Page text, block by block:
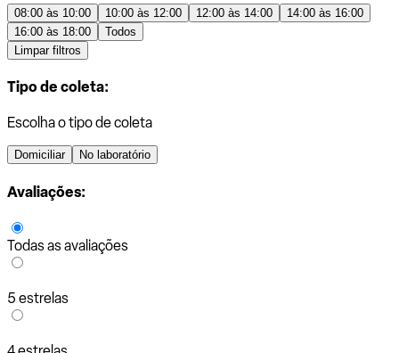
08:00 às 10:00 10:00 às 12:00 12:00 às 14:00
14:00 às 16:00
16:00 às 18:00
Todos
Limpar filtros
Tipo de coleta:
Escolha o tipo de coleta
Domiciliar No laboratório
Avaliações:
Todas as avaliações
5 estrelas